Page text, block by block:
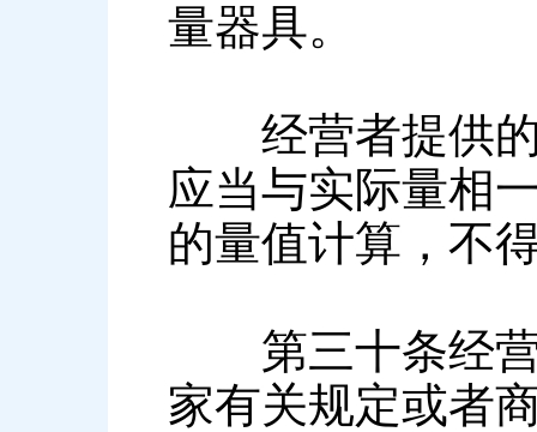
量器具。
经营者提供的
应当与实际量相
的量值计算，不
第三十条经营
家有关规定或者